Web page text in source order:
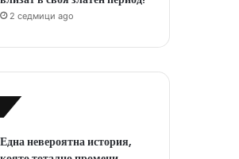
2 седмици ago
Една невероятна история,